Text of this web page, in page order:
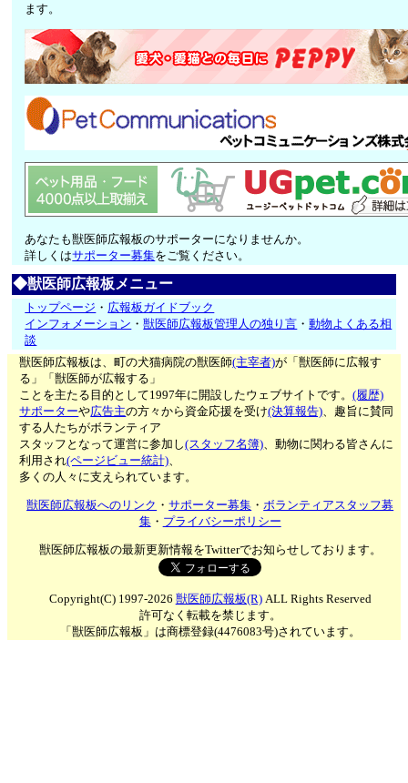
ます。
あなたも獣医師広報板のサポーターになりませんか。
詳しくはサポーター募集をご覧ください。
◆獣医師広報板メニュー
トップページ ・ 広報板ガイドブック
インフォメーション ・獣医師広報板管理人の独り言 ・動物よくある相
談
獣医師広報板は、町の犬猫病院の獣医師(主宰者)が「獣医師に広報す
る」「獣医師が広報する」
ことを主たる目的として1997年に開設したウェブサイトです。(履歴)
サポーターや広告主の方々から資金応援を受け(決算報告)、趣旨に賛同
する人たちがボランティア
スタッフとなって運営に参加し(スタッフ名簿)、動物に関わる皆さんに
利用され(ページビュー統計)、
多くの人々に支えられています。
獣医師広報板へのリンク ・サポーター募集 ・ボランティアスタッフ募
集・ プライバシーポリシー
獣医師広報板の最新更新情報をTwitterでお知らせしております。
Copyright(C) 1997-2026 獣医師広報板(R)ALL Rights Reserved
許可なく転載を禁じます。
「獣医師広報板」は商標登録(4476083号)されています。